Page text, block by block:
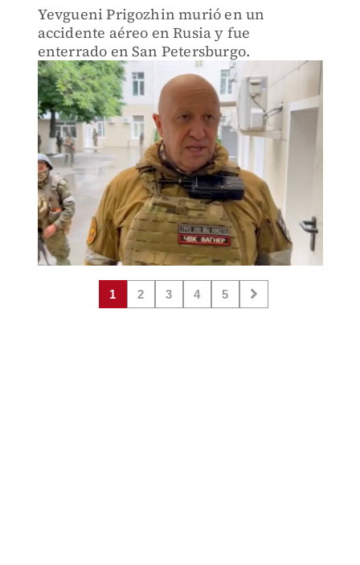
Yevgueni Prigozhin murió en un
accidente aéreo en Rusia y fue
enterrado en San Petersburgo.
1 2 3 4 5